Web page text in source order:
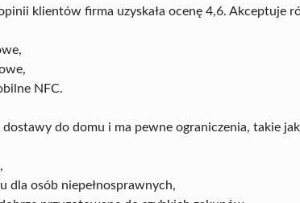
klientów firma uzyskała ocenę 4,6. Akceptuje
NFC.
do domu i ma pewne ograniczenia, takie
dla osób niepełnosprawnych,